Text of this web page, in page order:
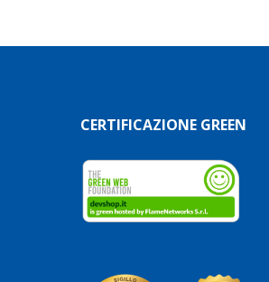
CERTIFICAZIONE GREEN